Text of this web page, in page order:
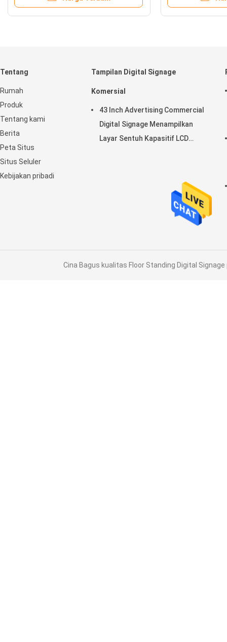
Tentang
Rumah
Produk
Tentang kami
Berita
Peta Situs
Situs Seluler
Kebijakan pribadi
Tampilan Digital Signage
Komersial
43 Inch Advertising Commercial
Digital Signage Menampilkan
Layar Sentuh Kapasitif LCD
Cina Bagus kualitas Floor Standing Digital